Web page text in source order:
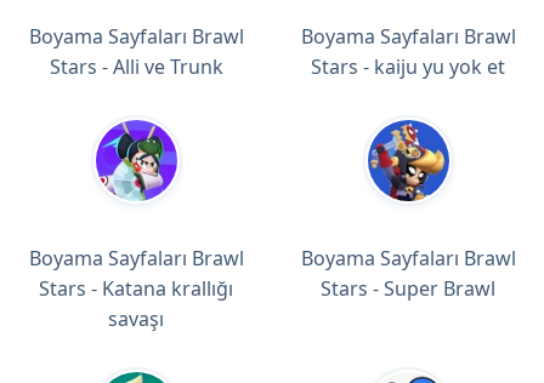
Boyama Sayfaları Brawl
Stars - Alli ve Trunk
Boyama Sayfaları Brawl
Stars - kaiju yu yok et
Boyama Sayfaları Brawl
Stars - Katana krallığı
savaşı
Boyama Sayfaları Brawl
Stars - Super Brawl